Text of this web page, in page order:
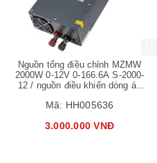
Nguồn tổng điều chỉnh MZMW
2000W 0-12V 0-166.6A S-2000-
12 / nguồn điều khiển dòng áp
laser, thẩm mỹ
Mã: HH005636
3.000.000 VNĐ